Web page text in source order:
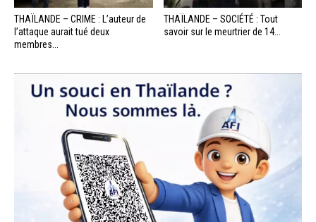
THAÏLANDE – CRIME : L’auteur de
l’attaque aurait tué deux
membres...
THAÏLANDE – SOCIÉTÉ : Tout
savoir sur le meurtrier de 14...